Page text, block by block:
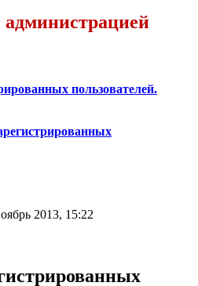
администрацией
пользователей.
2013, 15:22